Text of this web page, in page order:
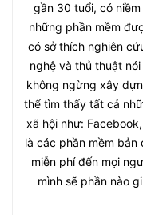
gần 30 tuổi, có
những phần mềm
có sở thích nghiên
nghệ và thủ thuật
không ngừng xây
thể tìm thấy tất cả
xã hội như:
là các phần mềm
miễn phí đến mọi
mình sẽ phần nào